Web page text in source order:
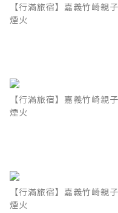
【行滿旅宿】嘉義竹崎親
煙火
【行滿旅宿】嘉義竹崎親
煙火
【行滿旅宿】嘉義竹崎親
煙火